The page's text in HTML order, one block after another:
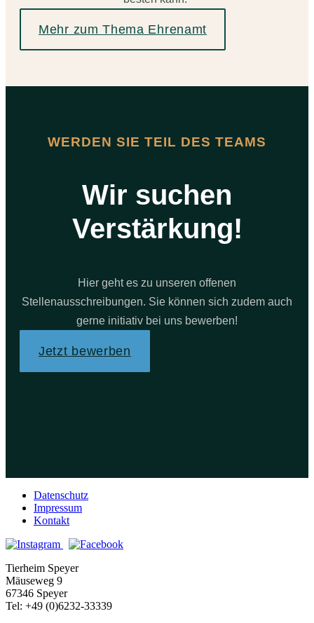
Mehr zum Thema Ehrenamt
WERDEN SIE TEIL DES TEAMS
Wir suchen
Verstärkung!
Hier geht es zu unseren offenen
Stellenausschreibungen. Sie können sich zudem auch
gerne initiativ bei uns bewerben!
Jetzt bewerben
Datenschutz
Impressum
Kontakt
Tierheim Speyer
Mäuseweg 9
67346 Speyer
Tel: +49 (0)6232-33339